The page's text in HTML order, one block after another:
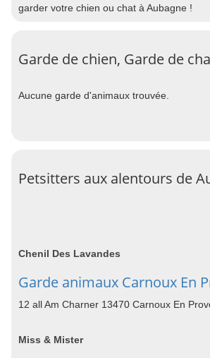
garder votre chien ou chat à Aubagne !
Garde de chien, Garde de
Aucune garde d'animaux trouvée.
Petsitters aux alentours de
Chenil Des Lavandes
Garde animaux Carnoux En
12 all Am Charner 13470 Carnoux En
Miss & Mister